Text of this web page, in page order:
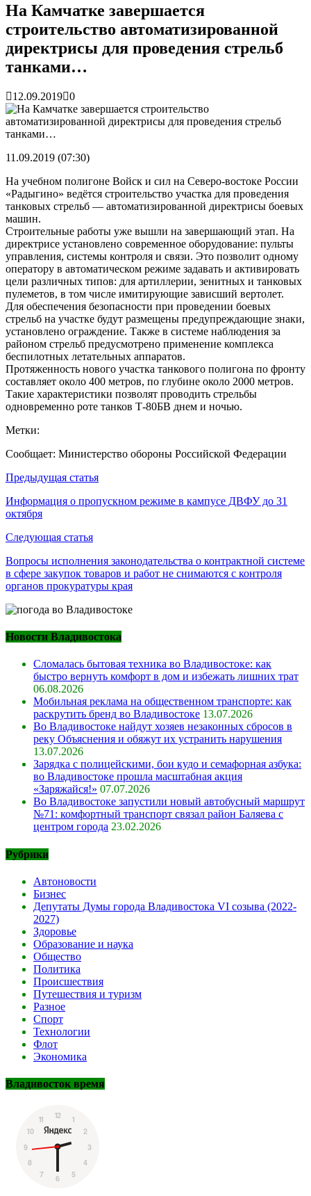
во Владивостоке прошла мас...07.07.2026
Вельгодский Олег Николаевич15.03.2026
Бочин Сергей Витальевич15.03.2026
Ходнева Василиса Валентиновна15.03.2026
Глушко Вячеслав Викторович15.03.2026
Аксенов Александр Валентинович
На Камчатке завершается
строительство автоматизированной
директрисы для проведения стрельб
танками…
12.09.2019 0
11.09.2019 (07:30)
На учебном полигоне Войск и сил на Северо-востоке России
«Радыгино» ведётся строительство участка для проведения
танковых стрельб — автоматизированной директрисы боевых
машин.
Строительные работы уже вышли на завершающий этап. На
директрисе установлено современное оборудование: пульты
управления, системы контроля и связи. Это позволит одному
оператору в автоматическом режиме задавать и активировать
цели различных типов: для артиллерии, зенитных и танковых
пулеметов, в том числе имитирующие зависший вертолет.
Для обеспечения безопасности при проведении боевых
стрельб на участке будут размещены предупреждающие знаки,
установлено ограждение. Также в системе наблюдения за
районом стрельб предусмотрено применение комплекса
беспилотных летательных аппаратов.
Протяженность нового участка танкового полигона по фронту
составляет около 400 метров, по глубине около 2000 метров.
Такие характеристики позволят проводить стрельбы
одновременно роте танков Т-80БВ днем и ночью.
Метки:
Сообщает: Министерство обороны Российской Федерации
Навигация
по
записям
Предыдущая статья
Информация о пропускном режиме в кампусе ДВФУ до 31
октября
Следующая статья
Вопросы исполнения законодательства о контрактной системе
в сфере закупок товаров и работ не снимаются с контроля
органов прокуратуры края
Новости Владивостока
Сломалась бытовая техника во Владивостоке: как
быстро вернуть комфорт в дом и избежать лишних трат
06.08.2026
Мобильная реклама на общественном транспорте: как
раскрутить бренд во Владивостоке 13.07.2026
Во Владивостоке найдут хозяев незаконных сбросов в
реку Объяснения и обяжут их устранить нарушения
13.07.2026
Зарядка с полицейскими, бои кудо и семафорная азбука:
во Владивостоке прошла масштабная акция
«Заряжайся!» 07.07.2026
Во Владивостоке запустили новый автобусный маршрут
№71: комфортный транспорт связал район Баляева с
центром города 23.02.2026
Рубрики
Автоновости
Бизнес
Депутаты Думы города Владивостока VI созыва (2022-
2027)
Здоровье
Образование и наука
Общество
Политика
Происшествия
Путешествия и туризм
Разное
Спорт
Технологии
Флот
Экономика
Владивосток время